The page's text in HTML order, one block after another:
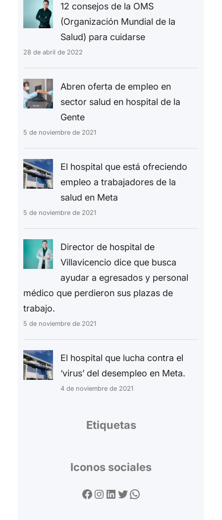
12 consejos de la OMS
(Organización Mundial de la
Salud) para cuidarse
28 de abril de 2022
Abren oferta de empleo en
sector salud en hospital de la
Gente
5 de noviembre de 2021
El hospital que está ofreciendo
empleo a trabajadores de la
salud en Meta
5 de noviembre de 2021
Director de hospital de
Villavicencio dice que busca
ayudar a egresados y personal
médico que perdieron sus plazas de
trabajo.
5 de noviembre de 2021
El hospital que lucha contra el
‘virus’ del desempleo en Meta.
4 de noviembre de 2021
Etiquetas
Iconos sociales
Facebook Instagram LinkedIn Twitter WhatsApp